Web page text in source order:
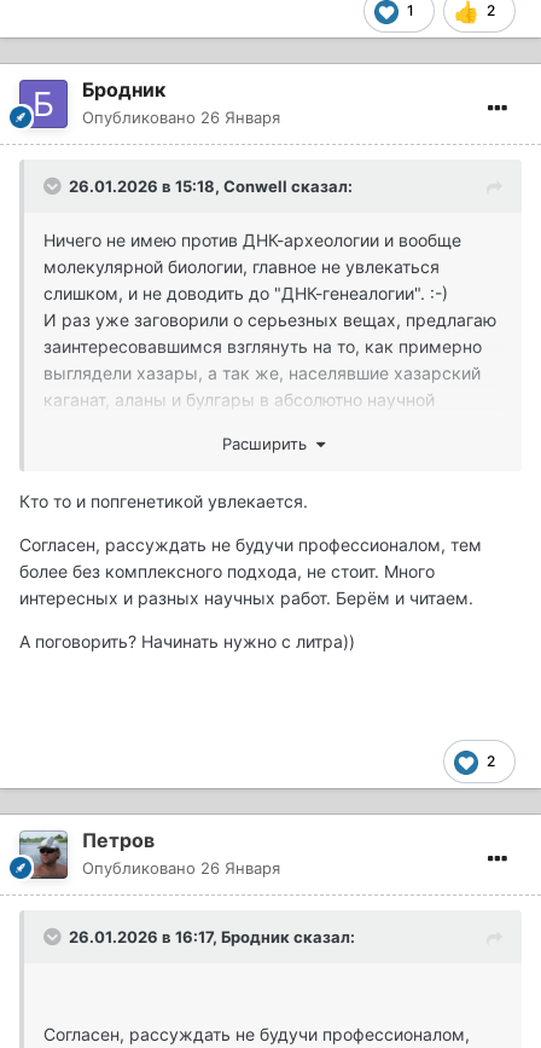
1 2
Бродник
Опубликовано 26 Января
26.01.2026 в 15:18, Conwell сказал:
Ничего не имею против ДНК-археологии и вообще
молекулярной биологии, главное не увлекаться
слишком, и не доводить до "ДНК-генеалогии". :-)
И раз уже заговорили о серьезных вещах, предлагаю
заинтересовавшимся взглянуть на то, как примерно
выглядели хазары, а так же, населявшие хазарский
каганат, аланы и булгары в абсолютно научной
https://andvari5.livejournal.com/39373.html
включая и ДНК-фенотипирование, показывают
рас (монголоидной и евро­пеоидной), однако
основную массу погребенных составили люди с
темными волосами и глазами, что вполне соотносится
с информацией антропологов о монголоидности
Персидский Ал-Истахри писал: “Хазары не похожи на
словно какой-либо разряд из Индии. Другой разряд –
белые, красивые и совершенные по внешнему виду”.
Расширить
Кто то и попгенетикой увлекается.
Согласен, рассуждать не будучи профессионалом, тем
более без комплексного подхода, не стоит. Много
интересных и разных научных работ. Берём и читаем.
А поговорить? Начинать нужно с литра))
2
Петров
Опубликовано 26 Января
26.01.2026 в 16:17, Бродниксказал:
Согласен, рассуждать не будучи профессионалом,